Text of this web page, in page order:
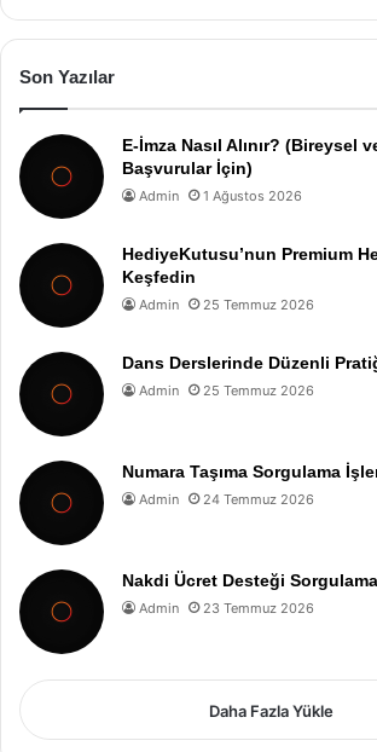
Son Yazılar
E-İmza Nasıl Alınır? (Bireysel
Başvurular İçin)
Admin 1 Ağustos 2026
HediyeKutusu’nun Premium
Keşfedin
Admin 25 Temmuz 2026
Dans Derslerinde Düzenli
Admin 25 Temmuz 2026
Numara Taşıma Sorgulama
Admin 24 Temmuz 2026
Nakdi Ücret Desteği
Admin 23 Temmuz 2026
Daha Fazla Yükle